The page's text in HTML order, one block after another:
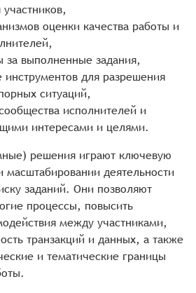
оценки качества работы и
за выполненные задания,
инструментов для разрешения
ситуаций,
исполнителей и
интересами и целями.
решения играют ключевую
масштабировании деятельности
заданий. Они позволяют
процессы, повысить
между участниками,
транзакций и данных, а также
и тематические границы